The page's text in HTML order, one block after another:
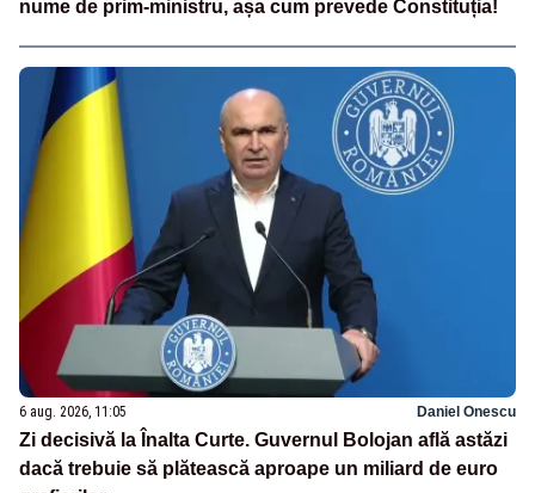
nume de prim-ministru, așa cum prevede Constituția!
6 aug. 2026, 11:05 Daniel Onescu
Zi decisivă la Înalta Curte. Guvernul Bolojan află astăzi
dacă trebuie să plătească aproape un miliard de euro